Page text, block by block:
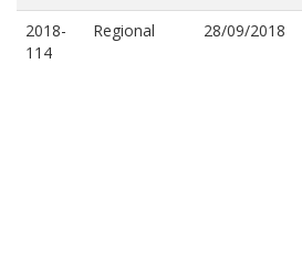
2018-
114
Regional 28/09/2018